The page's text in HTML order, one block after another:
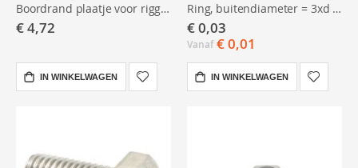
Boordrand plaatje voor rigger 1 gat
€ 4,72
IN WINKELWAGEN
Ring, buitendiameter = 3xd M4 RVS
€ 0,03
Vanaf € 0,01
IN WINKELWAGEN